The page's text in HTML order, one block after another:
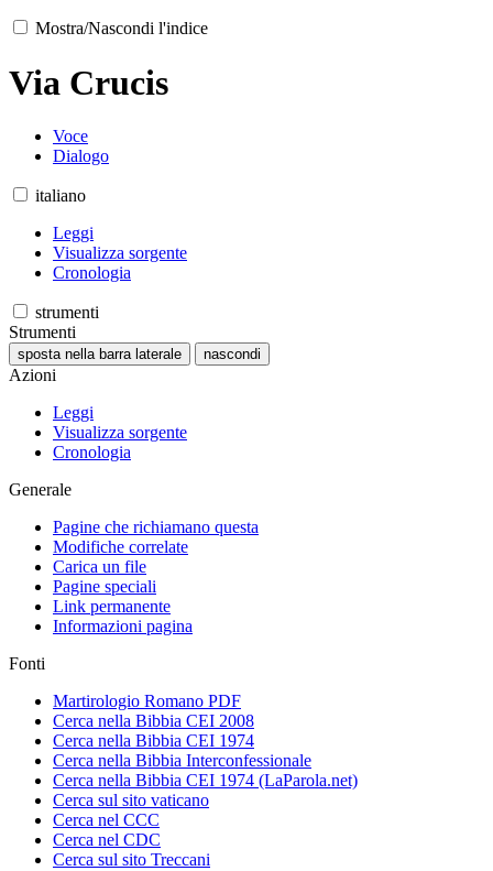
Mostra/Nascondi l'indice
Via Crucis
Voce
Dialogo
italiano
Leggi
Visualizza sorgente
Cronologia
strumenti
Strumenti
sposta nella barra laterale nascondi
Azioni
Leggi
Visualizza sorgente
Cronologia
Generale
Pagine che richiamano questa
Modifiche correlate
Carica un file
Pagine speciali
Link permanente
Informazioni pagina
Fonti
Martirologio Romano PDF
Cerca nella Bibbia CEI 2008
Cerca nella Bibbia CEI 1974
Cerca nella Bibbia Interconfessionale
Cerca nella Bibbia CEI 1974 (LaParola.net)
Cerca sul sito vaticano
Cerca nel CCC
Cerca nel CDC
Cerca sul sito Treccani